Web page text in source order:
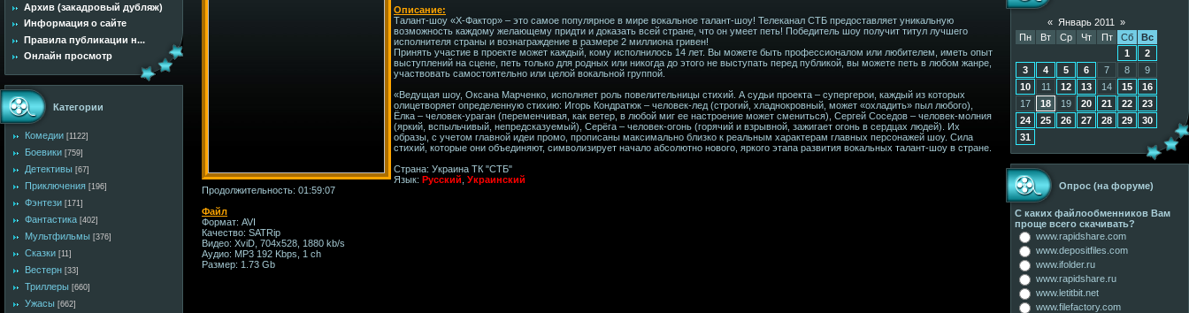
Архив (закадровый дубляж)
Информация о сайте
Правила публикации н...
Онлайн просмотр
Категории
Комедии [1122]
Боевики [759]
Детективы [67]
Приключения [196]
Фэнтези [171]
Фантастика [402]
Мультфильмы [376]
Сказки [11]
Вестерн [33]
Триллеры [660]
Ужасы [662]
Описание:
Талант-шоу «Х-Фактор» – это самое популярное в мире вокальное талант-шоу! Телеканал СТБ предоставляет уникальную
возможность каждому желающему придти и доказать всей стране, что он умеет петь! Победитель шоу получит титул лучшего
исполнителя страны и вознаграждение в размере 2 миллиона гривен!
Принять участие в проекте может каждый, кому исполнилось 14 лет. Вы можете быть профессионалом или любителем, иметь опыт
выступлений на сцене, петь только для родных или никогда до этого не выступать перед публикой, вы можете петь в любом жанре,
участвовать самостоятельно или целой вокальной группой.
«Ведущая шоу, Оксана Марченко, исполняет роль повелительницы стихий. А судьи проекта – супергерои, каждый из которых
олицетворяет определенную стихию: Игорь Кондратюк – человек-лед (строгий, хладнокровный, может «охладить» пыл любого),
Ёлка – человек-ураган (переменчивая, как ветер, в любой миг ее настроение может смениться), Сергей Соседов – человек-молния
(яркий, вспыльчивый, непредсказуемый), Серёга – человек-огонь (горячий и взрывной, зажигает огонь в сердцах людей). Их
образы, с учетом главной идеи промо, прописаны максимально близко к реальным характерам главных персонажей шоу. Сила
стихий, которые они объединяют, символизирует начало абсолютно нового, яркого этапа развития вокальных талант-шоу в стране.
Страна: Украина ТК "СТБ"
Язык: Русский Украинский
Продолжительность: 01:59:07
Файл
Формат: AVI
Качество: SATRip
Видео: XviD, 704x528, 1880 kb/s
Аудио: MP3 192 Kbps, 1 ch
Размер: 1.73 Gb
« Январь 2011
»
Пн
Вт Ср Чт Пт Сб
Вс
1
2
3
4 5 6 7 8
9
10
11 12 13 14 15
16
17
18 19 20 21 22
23
24
25 26 27 28 29
30
31
Опрос (на форуме)
С каких файлообменников Вам
проще всего скачивать?
www.rapidshare.com
www.depositfiles.com
www.ifolder.ru
www.rapidshare.ru
www.letitbit.net
www.filefactory.com